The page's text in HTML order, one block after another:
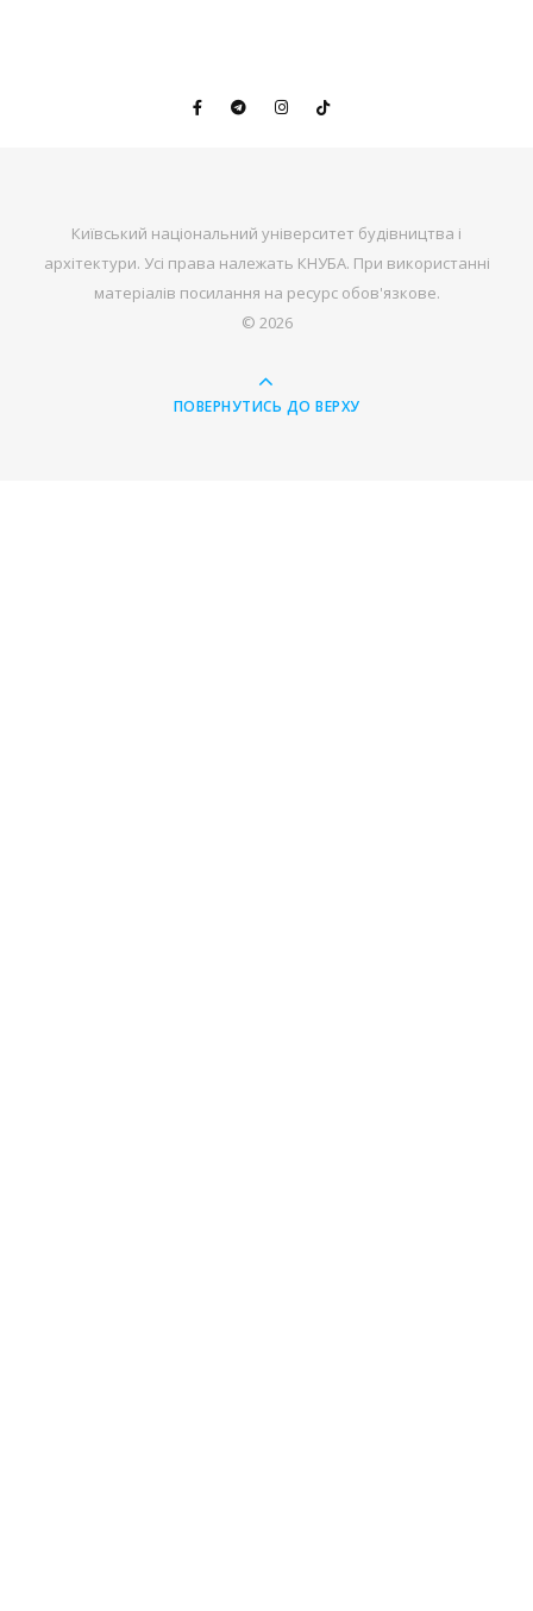
Київський національний університет будівництва і
архітектури. Усі права належать КНУБА. При використанні
матеріалів посилання на ресурс обов'язкове.
© 2026
ПОВЕРНУТИСЬ ДО ВЕРХУ